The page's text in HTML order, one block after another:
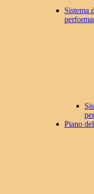
Sistema
Piano